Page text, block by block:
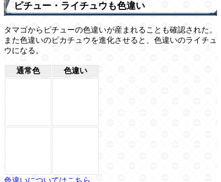
ピチュー・ライチュウも色違い
タマゴからピチューの色違いが産まれることも確認された。
また色違いのピカチュウを進化させると、色違いのライチュ
ウになる。
通常色 色違い
色違いについてはこちら